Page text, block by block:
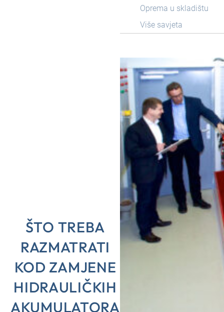
ŠTO TREBA
RAZMATRATI
KOD ZAMJENE
HIDRAULIČKIH
AKUMULATORA
Oprema u skladištu
Više savjeta